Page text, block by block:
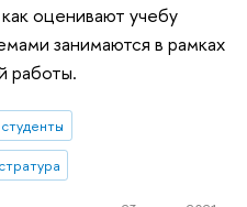
оценивают учебу
занимаются в рамках
работы.
студенты